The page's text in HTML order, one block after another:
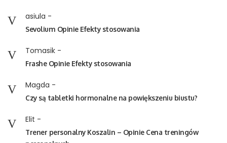
asiula -
Sevolium Opinie Efekty stosowania
Tomasik -
Frashe Opinie Efekty stosowania
Magda -
Czy są tabletki hormonalne na powiększeniu biustu?
Elit -
Trener personalny Koszalin – Opinie Cena treningów